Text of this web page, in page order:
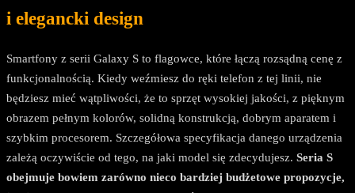
i elegancki design
Smartfony z serii Galaxy S to flagowce, które łączą rozsądną cenę z
funkcjonalnością. Kiedy weźmiesz do ręki telefon z tej linii, nie
będziesz mieć wątpliwości, że to sprzęt wysokiej jakości, z pięknym
obrazem pełnym kolorów, solidną konstrukcją, dobrym aparatem i
szybkim procesorem. Szczegółowa specyfikacja danego urządzenia
zależą oczywiście od tego, na jaki model się zdecydujesz. Seria S
obejmuje bowiem zarówno nieco bardziej budżetowe propozycje,